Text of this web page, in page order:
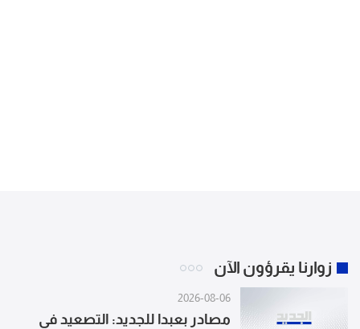
زوارنا يقرؤون الآن
2026-08-06
مصادر بعبدا للجديد: التصعيد في